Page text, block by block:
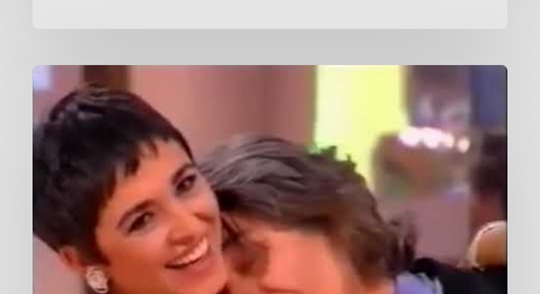
Sorpresa,
sorpresa